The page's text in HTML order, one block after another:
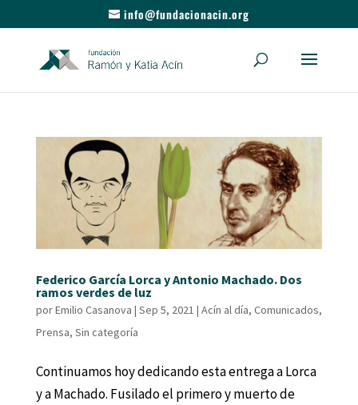
info@fundacionacin.org
Federico García Lorca y Antonio Machado. Dos
ramos verdes de luz
porEmilio Casanova | Sep 5, 2021 | Acín al día, Comunicados,
Prensa, Sin categoría
Continuamos hoy dedicando esta entrega a Lorca
y a Machado. Fusilado el primero y muerto de